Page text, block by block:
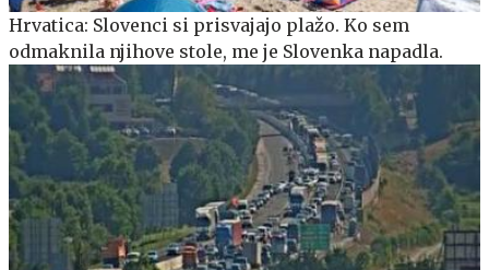
Hrvatica: Slovenci si prisvajajo plažo. Ko sem
odmaknila njihove stole, me je Slovenka napadla.